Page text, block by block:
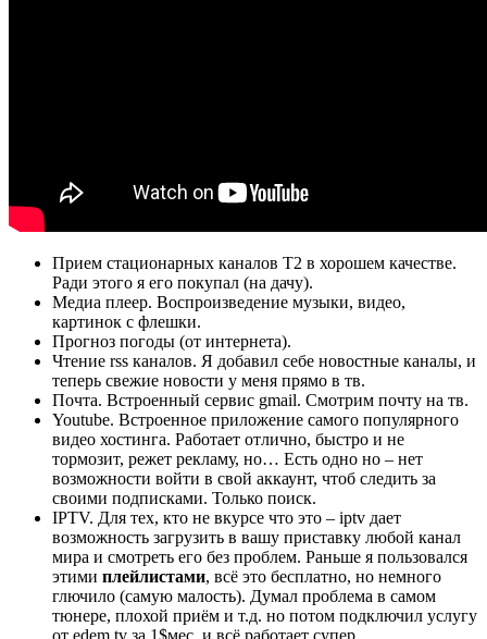
Прием стационарных каналов Т2 в хорошем качестве.
Ради этого я его покупал (на дачу).
Медиа плеер. Воспроизведение музыки, видео,
картинок с флешки.
Прогноз погоды (от интернета).
Чтение rss каналов. Я добавил себе новостные каналы, и
теперь свежие новости у меня прямо в тв.
Почта. Встроенный сервис gmail. Смотрим почту на тв.
Youtube. Встроенное приложение самого популярного
видео хостинга. Работает отлично, быстро и не
тормозит, режет рекламу, но… Есть одно но – нет
возможности войти в свой аккаунт, чтоб следить за
своими подписками. Только поиск.
IPTV. Для тех, кто не вкурсе что это – iptv дает
возможность загрузить в вашу приставку любой канал
мира и смотреть его без проблем. Раньше я пользовался
этими плейлистами, всё это бесплатно, но немного
глючило (самую малость). Думал проблема в самом
тюнере, плохой приём и т.д. но потом подключил услугу